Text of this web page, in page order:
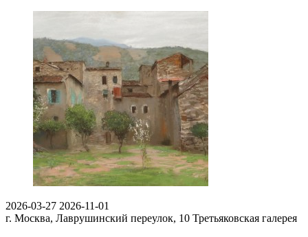
2026-03-27 2026-11-01
г. Москва, Лаврушинский переулок, 10 Третьяковская галерея